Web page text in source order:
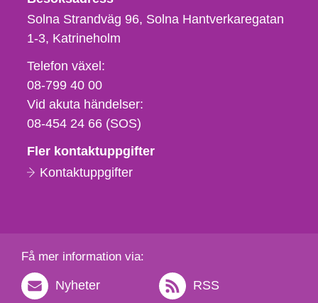
Solna Strandväg 96, Solna Hantverkaregatan
1-3 Katrineholm
Telefon,
fax
och
e-
Telefon växel:
08-799 40 00
Vid akuta händelser:
08-454 24 66 (SOS)
Fler kontaktuppgifter
Kontaktuppgifter
Få mer information via:
Nyheter RSS